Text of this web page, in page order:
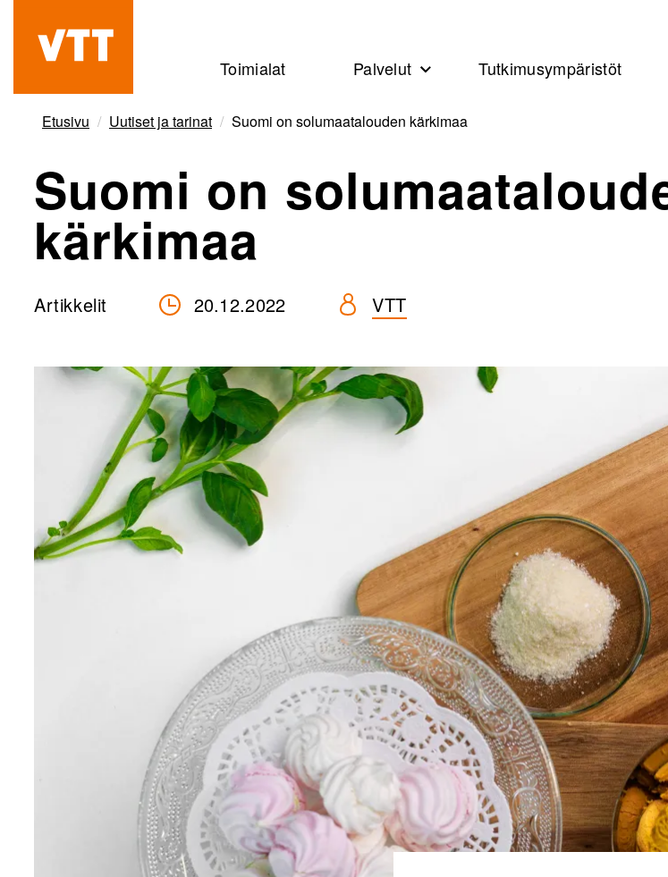
pääsisältöön
Beyond
the
obvious
Toimialat Palvelut Tutkimusympäristöt
Etusivu Uutiset ja tarinat Suomi on solumaatalouden kärkimaa
Suomi on
kärkimaa
Artikkelit 20.12.2022 VTT